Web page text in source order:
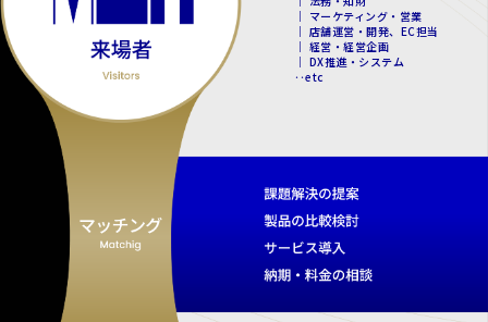
｜ マーケティング・営業
｜ 店舗運営・開発、EC担当
｜ 経営・経営企画
｜ DX推進・システム
‥etc